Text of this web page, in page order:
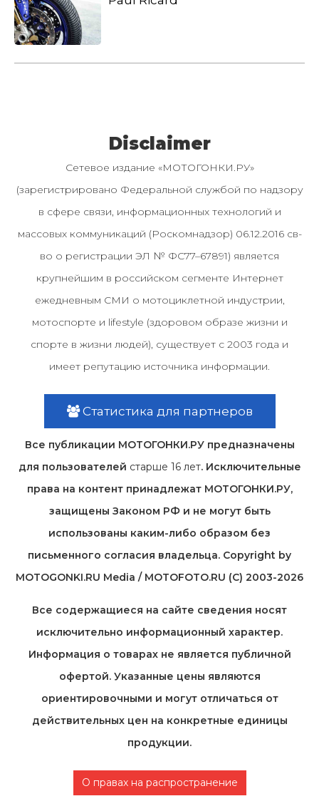
Disclaimer
Сетевое издание «МОТОГОНКИ.РУ»
(зарегистрировано Федеральной службой по надзору
в сфере связи, информационных технологий и
массовых коммуникаций (Роскомнадзор) 06.12.2016 св-
во о регистрации ЭЛ № ФС77–67891) является
крупнейшим в российском сегменте Интернет
ежедневным СМИ о мотоциклетной индустрии,
мотоспорте и lifestyle (здоровом образе жизни и
спорте в жизни людей), существует с 2003 года и
имеет репутацию источника информации.
Статистика для партнеров
Все публикации МОТОГОНКИ.РУ предназначены
для пользователей старше 16 лет. Исключительные
права на контент принадлежат МОТОГОНКИ.РУ,
защищены Законом РФ и не могут быть
использованы каким-либо образом без
письменного согласия владельца. Copyright by
MOTOGONKI.RU Media / MOTOFOTO.RU (C) 2003-2026
Все содержащиеся на cайте сведения носят
исключительно информационный характер.
Информация о товарах не является публичной
офертой. Указанные цены являются
ориентировочными и могут отличаться от
действительных цен на конкретные единицы
продукции.
О правах на распространение